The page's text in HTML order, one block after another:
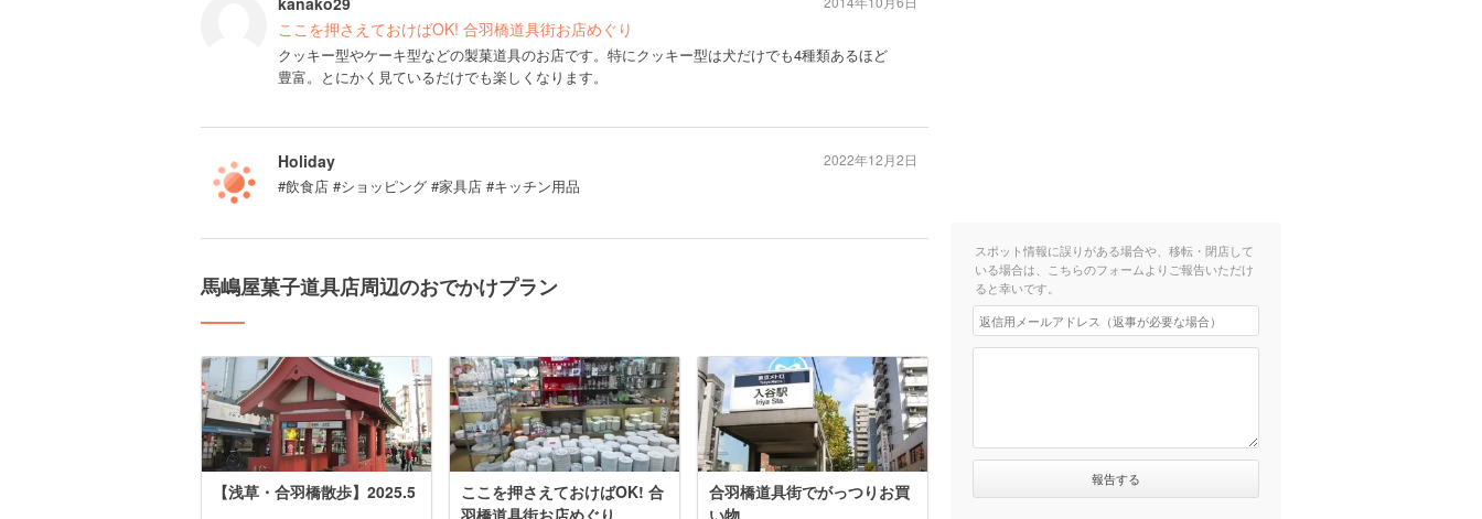
ここを押さえておけばOK! 合羽橋道具街お店めぐり
クッキー型やケーキ型などの製菓道具のお店です。特にクッキー型は犬だけでも4種類あるほど
豊富。とにかく見ているだけでも楽しくなります。
Holiday
#飲食店 #ショッピング #家具店 #キッチン用品
2022年12月2日
馬嶋屋菓子道具店周辺のおでかけプラン
【浅草・合羽橋散歩】2025.5
ここを押さえておけばOK! 合
羽橋道具街お店めぐり
合羽橋道具街でがっつりお買
い物
スポット情報に誤りがある場合や、移転・閉店して
いる場合は、こちらのフォームよりご報告いただけ
ると幸いです。